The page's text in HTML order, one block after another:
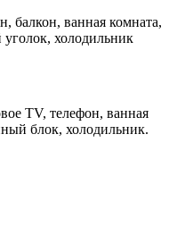
балкон, ванная комната,
холодильник
TV, телефон, ванная
блок, холодильник.